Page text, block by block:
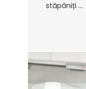
stăpâniți ...